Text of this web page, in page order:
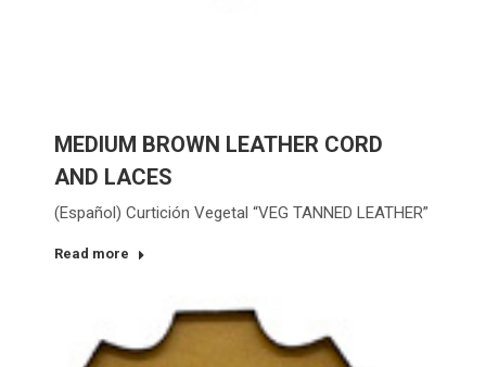
MEDIUM BROWN LEATHER CORD
AND LACES
(Español) Curtición Vegetal “VEG TANNED LEATHER”
Read more